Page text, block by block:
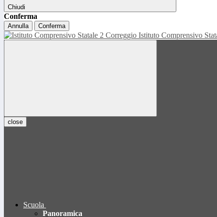
Chiudi
Conferma
Annulla Conferma
Istituto Comprensivo
close
Scuola
Panoramica